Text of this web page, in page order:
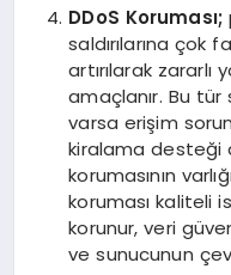
DDoS Koruması;
saldırılarına çok
artırılarak zararlı
amaçlanır. Bu tür
varsa erişim
kiralama desteği
korumasının
koruması kaliteli
korunur, veri
ve sunucunun